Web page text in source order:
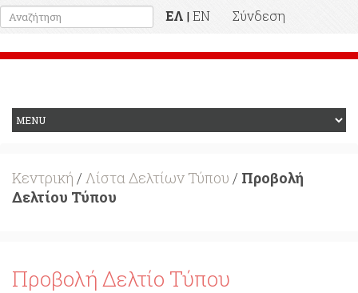
ΕΛ | EN
Σύνδεση
Κεντρική / Λίστα Δελτίων Τύπου / Προβολή
Δελτίου Τύπου
Προβολή Δελτίο Τύπου